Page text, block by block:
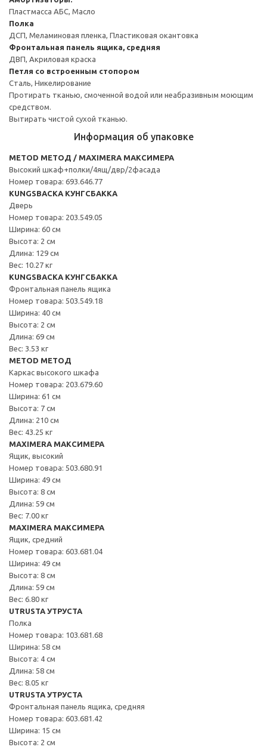
Пластмасса АБС, Масло
Полка
ДСП, Меламиновая пленка, Пластиковая окантовка
Фронтальная панель ящика, средняя
ДВП, Акриловая краска
Петля со встроенным стопором
Сталь, Никелирование
Протирать тканью, смоченной водой или неабразивным моющим
средством.
Вытирать чистой сухой тканью.
Информация об упаковке
METOD МЕТОД / MAXIMERA МАКСИМЕРА
Высокий шкаф+полки/4ящ/двр/2фасада
Номер товара: 693.646.77
KUNGSBACKA КУНГСБАККА
Дверь
Номер товара: 203.549.05
Ширина: 60 см
Высота: 2 см
Длина: 129 см
Вес: 10.27 кг
KUNGSBACKA КУНГСБАККА
Фронтальная панель ящика
Номер товара: 503.549.18
Ширина: 40 см
Высота: 2 см
Длина: 69 см
Вес: 3.53 кг
METOD МЕТОД
Каркас высокого шкафа
Номер товара: 203.679.60
Ширина: 61 см
Высота: 7 см
Длина: 210 см
Вес: 43.25 кг
MAXIMERA МАКСИМЕРА
Ящик, высокий
Номер товара: 503.680.91
Ширина: 49 см
Высота: 8 см
Длина: 59 см
Вес: 7.00 кг
MAXIMERA МАКСИМЕРА
Ящик, средний
Номер товара: 603.681.04
Ширина: 49 см
Высота: 8 см
Длина: 59 см
Вес: 6.80 кг
UTRUSTA УТРУСТА
Полка
Номер товара: 103.681.68
Ширина: 58 см
Высота: 4 см
Длина: 58 см
Вес: 8.05 кг
UTRUSTA УТРУСТА
Фронтальная панель ящика, средняя
Номер товара: 603.681.42
Ширина: 15 см
Высота: 2 см